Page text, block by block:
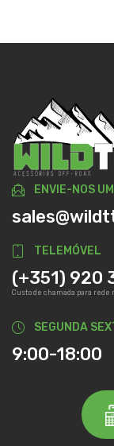
ENVIE-NOS
TELEMÓVEL
(+351) 920
Custo de chamada para rede
SEGUNDA
9:00-18:00